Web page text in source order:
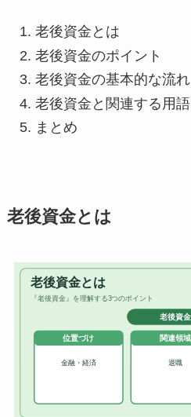
老後資金とは
老後資金のポイント
老後資金の基本的な流れ
老後資金と関連する用語
まとめ
老後資金とは